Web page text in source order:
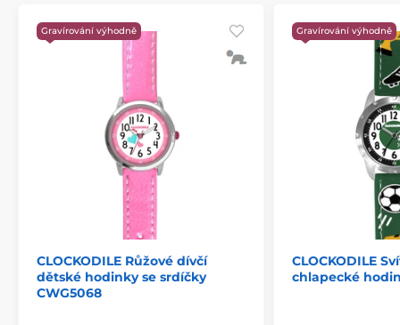
Gravírování výhodně
CLOCKODILE Růžové dívčí
dětské hodinky se srdíčky
CWG5068
Gravírování výhodně
CLOCKODILE
chlapecké